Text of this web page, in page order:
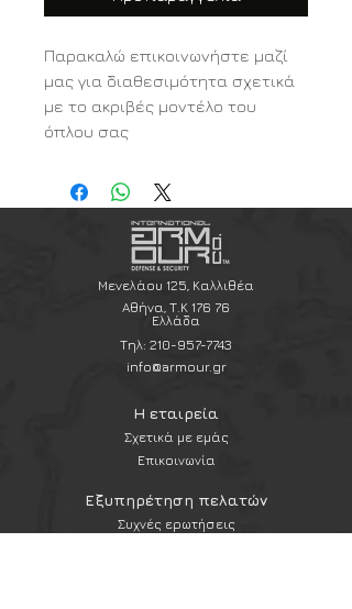
Παρακαλώ επικοινωνήστε μαζί
μας για διαθεσιμότητα σχετικά
με το ακριβές μοντέλο του
όπλου σας
Μενελάου 125, Καλλιθέα
Αθήνα, Τ.Κ 176 76
Ελλάδα
Τηλ: 210-957-7743
info@armour.gr
Η εταιρεία
Σχετικά με εμάς
Επικοινωνία
Εξυπηρέτηση πελατών
Συχνές ερωτήσεις